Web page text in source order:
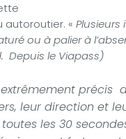
autoroutier. «
ou à palier à
Depuis le Viapass)
précis
leur direction et
les 30